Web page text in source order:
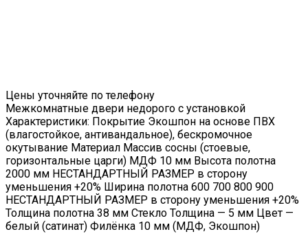
Цены уточняйте по телефону
Межкомнатные двери недорого с установкой
Характеристики: Покрытие Экошпон на основе ПВХ
(влагостойкое, антивандальное), бескромочное
окутывание Материал Массив сосны (стоевые,
горизонтальные царги) МДФ 10 мм Высота полотна
2000 мм НЕСТАНДАРТНЫЙ РАЗМЕР в сторону
уменьшения +20% Ширина полотна 600 700 800 900
НЕСТАНДАРТНЫЙ РАЗМЕР в сторону уменьшения +20%
Толщина полотна 38 мм Стекло Толщина — 5 мм Цвет —
белый (сатинат) Филёнка 10 мм (МДФ, Экошпон)